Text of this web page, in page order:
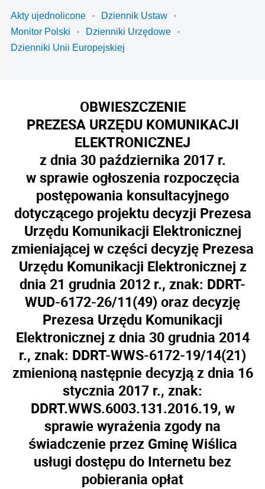
Akty ujednolicone
Dziennik Ustaw
Monitor Polski
Dzienniki Urzędowe
Dzienniki Unii Europejskiej
OBWIESZCZENIE
PREZESA URZĘDU KOMUNIKACJI
ELEKTRONICZNEJ
z dnia 30 października 2017 r.
w sprawie ogłoszenia rozpoczęcia
postępowania konsultacyjnego
dotyczącego projektu decyzji Prezesa
Urzędu Komunikacji Elektronicznej
zmieniającej w części decyzję Prezesa
Urzędu Komunikacji Elektronicznej z
dnia 21 grudnia 2012 r., znak: DDRT-
WUD-6172-26/11(49) oraz decyzję
Prezesa Urzędu Komunikacji
Elektronicznej z dnia 30 grudnia 2014
r., znak: DDRT-WWS-6172-19/14(21)
zmienioną następnie decyzją z dnia 16
stycznia 2017 r., znak:
DDRT.WWS.6003.131.2016.19, w
sprawie wyrażenia zgody na
świadczenie przez Gminę Wiślica
usługi dostępu do Internetu bez
pobierania opłat